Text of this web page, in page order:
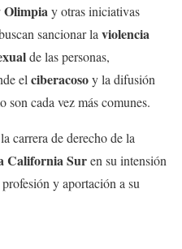
Olimpiay otras iniciativas
sancionar laviolencia
de las personas,
elciberacosoy la difusión
cada vez más comunes.
carrera de derecho de la
California Suren su intensión
y aportación a su